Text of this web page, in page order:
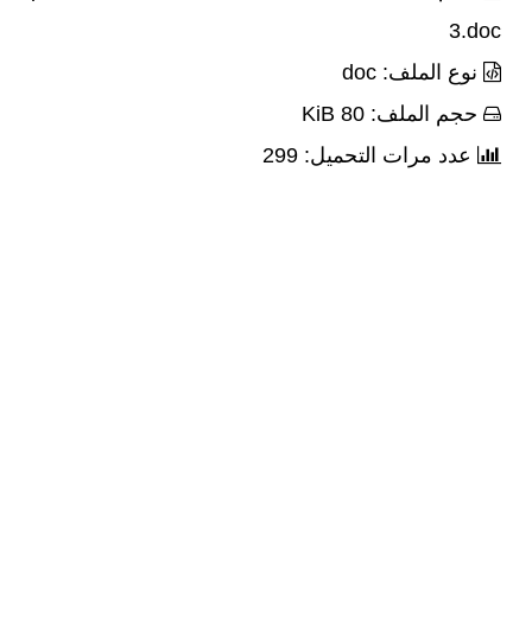
3.doc
نوع الملف: doc
حجم الملف: 80 KiB
عدد مرات التحميل: 299